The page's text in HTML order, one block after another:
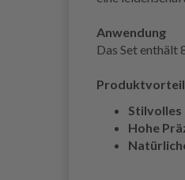
Anwendung
Das Set enthält
Stilvolles
Hohe